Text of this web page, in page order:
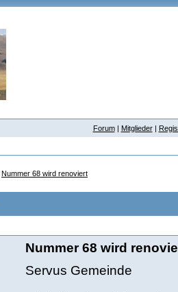
Forum| Mitglieder|
Nummer 68 wird renoviert
Nummer 68 wird
Servus Gemeinde